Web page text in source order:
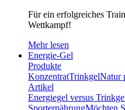
Für ein erfolgreiches
Wettkampf!
Mehr lesen
Energie-Gel
Produkte
KonzentratTrinkgelNatur
Artikel
Energiegel versus
SporternährungMöchten